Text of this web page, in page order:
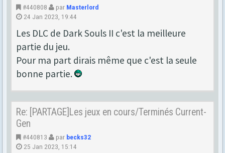
#440808 par Masterlord
24 Jan 2023, 19:44
Les DLC de Dark Souls II c'est la meilleure
partie du jeu.
Pour ma part dirais même que c'est la seule
bonne partie.
Re: [PARTAGE]Les jeux en cours/Terminés Current-
Gen
#440813 par becks32
25 Jan 2023, 15:14